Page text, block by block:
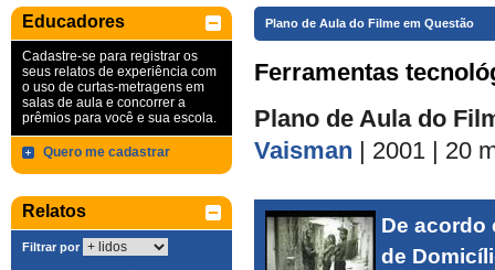
Educadores
Cadastre-se para registrar os
seus relatos de experiência com
o uso de curtas-metragens em
salas de aula e concorrer a
prêmios para você e sua escola.
Quero me cadastrar
Relatos
Filtrar por
Plano de Aula do Filme em Questão
Ferramentas
Plano de Aula do
Vaisman
| 2001 | 20
De acordo
de